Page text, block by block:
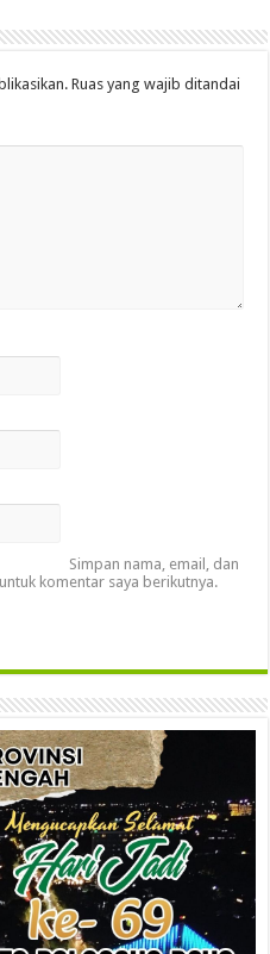
Ruas yang wajib ditandai
Simpan nama, email, dan
komentar saya berikutnya.